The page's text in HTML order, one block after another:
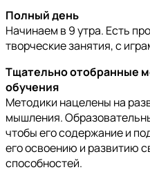
Полный день
Начинаем в 9 утра. Есть
творческие занятия, с
Тщательно отобранные
обучения
Методики нацелены на
мышления.
чтобы его содержание и
его освоению и развитию
способностей.